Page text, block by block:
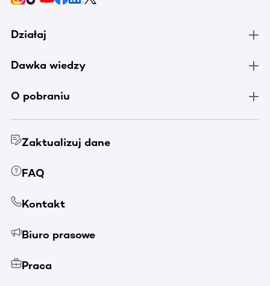
Działaj
Dawka wiedzy
O pobraniu
Zaktualizuj dane
FAQ
Kontakt
Biuro prasowe
Praca